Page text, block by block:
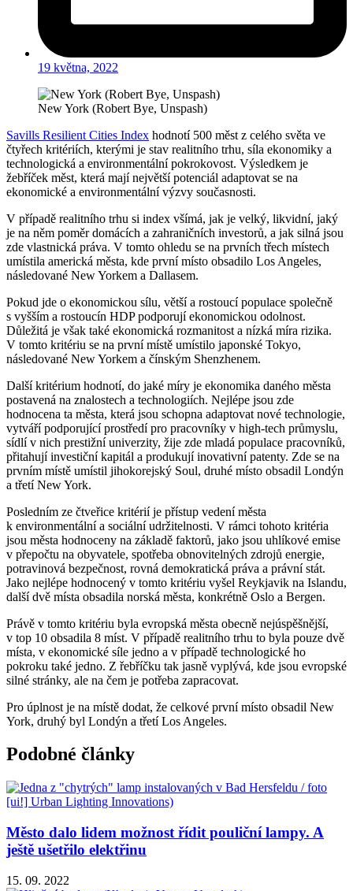
19 května, 2022
New York (Robert Bye, Unspash)
Savills Resilient Cities Index hodnotí 500 měst z celého světa ve
čtyřech kritériích, kterými je stav realitního trhu, síla ekonomiky a
technologická a environmentální pokrokovost. Výsledkem je
žebříček měst, která mají největší potenciál adaptovat se na
ekonomické a environmentální výzvy současnosti.
V případě realitního trhu si index všímá, jak je velký, likvidní, jaký
je na něm poměr domácích a zahraničních investorů, a jak silná jsou
zde vlastnická práva. V tomto ohledu se na prvních třech místech
umístila americká města, kde první místo obsadilo Los Angeles,
následované New Yorkem a Dallasem.
Pokud jde o ekonomickou sílu, větší a rostoucí populace společně
s vyšším a rostoucín HDP podporují ekonomickou odolnost.
Důležitá je však také ekonomická rozmanitost a nízká míra rizika.
V tomto kritériu se na první místě umístilo japonské Tokyo,
následované New Yorkem a čínským Shenzhenem.
Další kritérium hodnotí, do jaké míry je ekonomika daného města
postavená na znalostech a technologiích. Nejlépe jsou zde
hodnocena ta města, která jsou schopna adaptovat nové technologie,
vytváří podporující prostředí pro pracovníky v high-tech průmyslu,
sídlí v nich prestižní univerzity, žije zde mladá populace pracovníků,
přitahují investiční kapitál a produkují inovativní patenty. Zde se na
prvním místě umístil jihokorejský Soul, druhé místo obsadil Londýn
a třetí New York.
Posledním ze čtveřice kritérií je přístup vedení města
k environmentální a sociální udržitelnosti. V rámci tohoto kritéria
jsou města hodnoceny na základě faktorů, jako jsou uhlíkové emise
v přepočtu na obyvatele, spotřeba obnovitelných zdrojů energie,
potravinová bezpečnost, rovná demokratická práva a právní stát.
Jako nejlépe hodnocený v tomto kritériu vyšel Reykjavik na Islandu,
další dvě místa obsadila norská města, konkrétně Oslo a Bergen.
Právě v tomto kritériu byla evropská města obecně nejúspěšnější,
v top 10 obsadila 8 míst. V případě realitního trhu to byla pouze dvě
místa, v ekonomické síle jedno a v případě technologické ho
pokroku také jedno. Z řebříčku tak jasně vyplývá, kde jsou evropské
silné stránky, ale na čem je potřeba zapracovat.
Pro úplnost je na místě dodat, že celkové první místo obsadil New
York, druhý byl Londýn a třetí Los Angeles.
Podobné články
Město dalo lidem možnost řídit pouliční lampy. A
ještě ušetřilo elektřinu
15. 09. 2022